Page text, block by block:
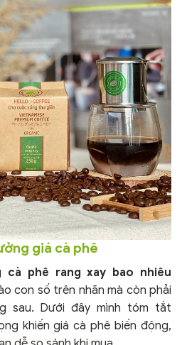
giá cà phê
cà phê rang xay bao nhiêu
con số trên nhãn mà còn phải
sau. Dưới đây mình tóm tắt
khiến giá cà phê biến động,